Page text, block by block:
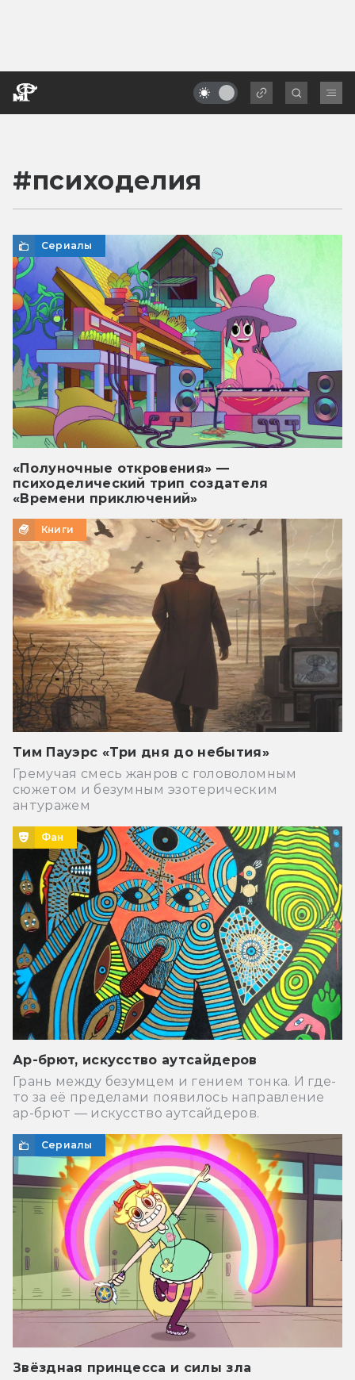
#психоделия
Сериалы
«Полуночные откровения» —
психоделический трип создателя
«Времени приключений»
Книги
Тим Пауэрс «Три дня до небытия»
Гремучая смесь жанров с головоломным
сюжетом и безумным эзотерическим
антуражем
Фан
Ар-брют, искусство аутсайдеров
Грань между безумцем и гением тонка. И где-
то за её пределами появилось направление
ар-брют — искусство аутсайдеров.
Сериалы
Звёздная принцесса и силы зла